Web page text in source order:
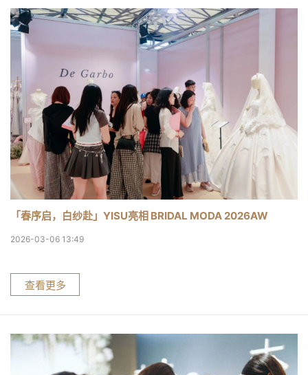
「春序启，白纱赴」YISU亮相 BRIDAL MODA 2026AW
2026-03-06 13:49
查看更多